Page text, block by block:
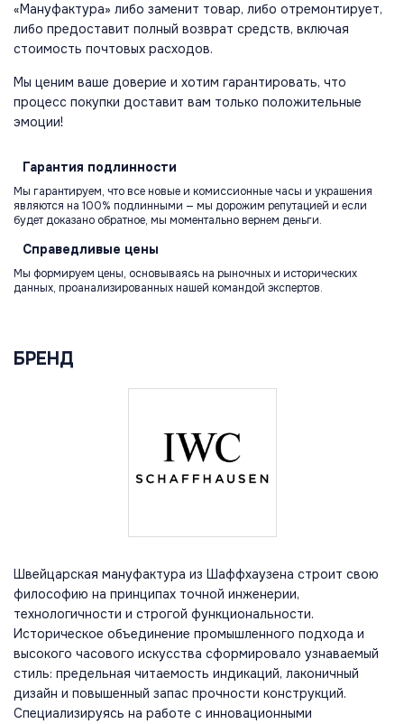
«Мануфактура» либо заменит товар, либо отремонтирует,
либо предоставит полный возврат средств, включая
стоимость почтовых расходов.
Мы ценим ваше доверие и хотим гарантировать, что
процесс покупки доставит вам только положительные
эмоции!
Гарантия подлинности
Мы гарантируем, что все новые и комиссионные часы и украшения
являются на 100% подлинными — мы дорожим репутацией и если
будет доказано обратное, мы моментально вернем деньги.
Справедливые цены
Мы формируем цены, основываясь на рыночных и исторических
данных, проанализированных нашей командой экспертов.
БРЕНД
Швейцарская мануфактура из Шаффхаузена строит свою
философию на принципах точной инженерии,
технологичности и строгой функциональности.
Историческое объединение промышленного подхода и
высокого часового искусства сформировало узнаваемый
стиль: предельная читаемость индикаций, лаконичный
дизайн и повышенный запас прочности конструкций.
Специализируясь на работе с инновационными